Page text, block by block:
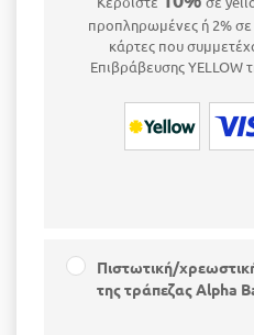
προπληρωμένες ή 2%
κάρτες που
Επιβράβευσης YELLOW
Πιστωτική/
της τράπεζας Alpha